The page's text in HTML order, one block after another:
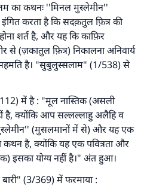
का कथनः ''मिनल मुस्लेमीन''
करता है कि सदक़तुल फ़ित्र की
शर्त है, और यह कि काफ़िर
से (ज़कातुल फ़ित्र) निकालना अनिवार्य
है। "सुबुलुस्सलाम" (1/538) से
में है : "मूल नास्तिक (असली
है, क्योंकि आप सल्लल्लाहु अलैहि व
(मुसलमानों में से) और यह एक
कथन है, क्योंकि यह एक पवित्रता और
इसका योग्य नहीं है।" अंत हुआ।
(3/369) में फरमाया :
ने एक शादी बचाई।.
देने में हमारी सहायता करें
अलैहि व सल्लम ने फरमाया :
दर्शाए, उसके लिए उस भलाई के
के समान प्रतिफल है।''
: 1893).
करें